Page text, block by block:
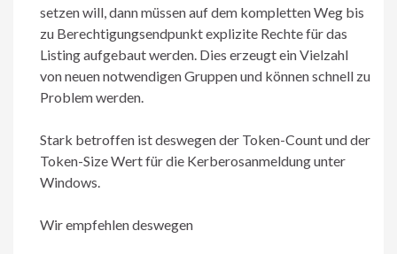
setzen will, dann müssen auf dem kompletten Weg bis
zu Berechtigungsendpunkt explizite Rechte für das
Listing aufgebaut werden. Dies erzeugt ein Vielzahl
von neuen notwendigen Gruppen und können schnell zu
Problem werden.
Stark betroffen ist deswegen der Token-Count und der
Token-Size Wert für die Kerberosanmeldung unter
Windows.
Wir empfehlen deswegen